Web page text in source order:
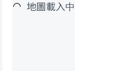
地圖載入中